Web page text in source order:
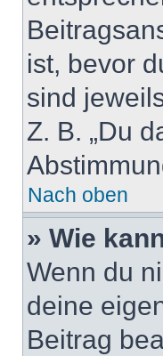
ist, bevor
sind
Z. B. „Du
Nach oben
» Wie
Wenn du
deine
Beitrag